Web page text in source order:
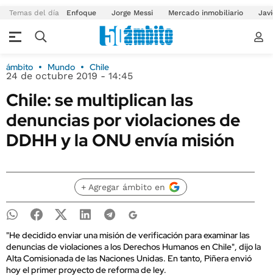
Temas del día Enfoque Jorge Messi Mercado inmobiliario
ámbito Mundo Chile
24 de octubre 2019 - 14:45
Chile: se multiplican las
denuncias por violaciones de
DDHH y la ONU envía misión
+ Agregar ámbito en
"He decidido enviar una misión de verificación para examinar las
denuncias de violaciones a los Derechos Humanos en Chile", dijo la
Alta Comisionada de las Naciones Unidas. En tanto, Piñera envió
hoy el primer proyecto de reforma de ley.